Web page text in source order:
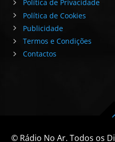
Política de Privacidade
Política de Cookies
Publicidade
Termos e Condições
Contactos
© Rádio No Ar. Todos os